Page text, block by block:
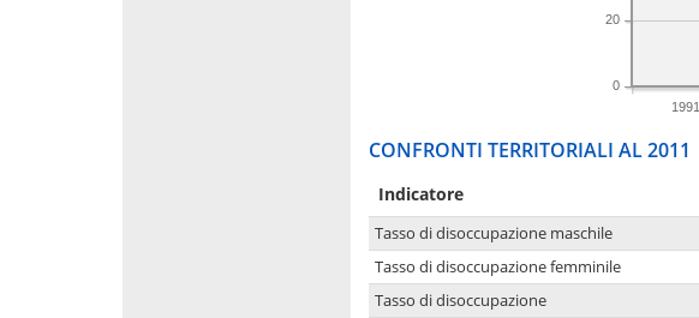
1991
0
20
CONFRONTI TERRITORIALI AL 2011
Indicatore
Tasso di disoccupazione maschile
Tasso di disoccupazione femminile
Tasso di disoccupazione